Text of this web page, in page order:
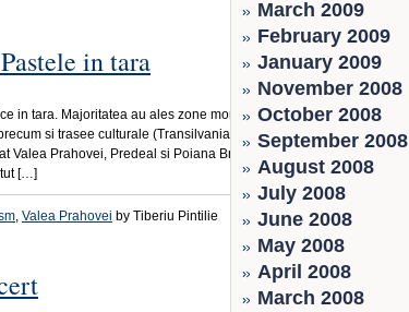
in tara
in tara. Majoritatea au ales zone montane sau de
si trasee culturale (Transilvania, Bucovina,
Valea Prahovei, Predeal si Poiana Brasov, unde
[…]
, Valea Prahovei by Tiberiu Pintilie
March 2009
February 2009
January 2009
November 2008
October 2008
September 2008
August 2008
July 2008
June 2008
May 2008
April 2008
March 2008